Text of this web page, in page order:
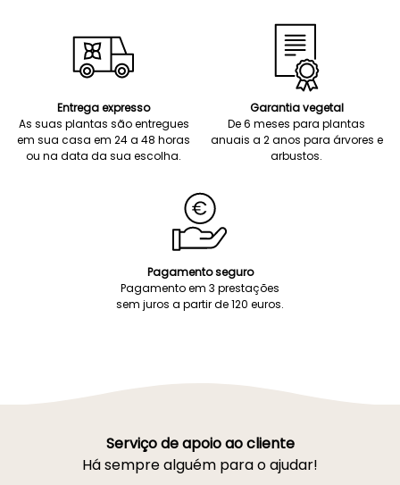
Entrega expresso
As suas plantas são entregues
em sua casa em 24 a 48 horas
ou na data da sua escolha.
Garantia vegetal
De 6 meses para plantas
anuais a 2 anos para árvores e
arbustos.
Pagamento seguro
Pagamento em 3 prestações
sem juros a partir de 120 euros.
Serviço de apoio ao cliente
Há sempre alguém para o ajudar!